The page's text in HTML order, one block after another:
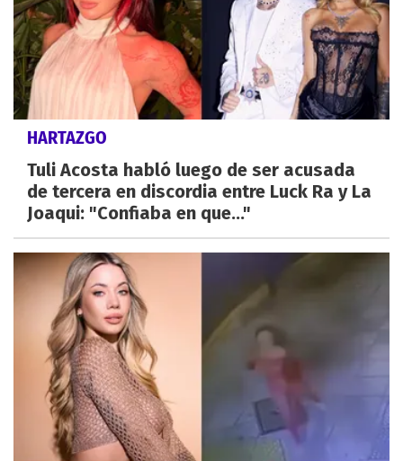
HARTAZGO
Tuli Acosta habló luego de ser acusada
de tercera en discordia entre Luck Ra y La
Joaqui: "Confiaba en que..."